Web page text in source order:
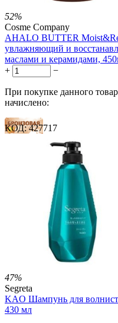
52%
Cosme Company
AHALO BUTTER
увлажняющий и
маслами и керамидами,
+
−
При покупке данного
начислено:
21 балл
35 баллов
1 212.00
Р
за 1.00 мл

КОД: 427717
47%
Segreta
KAO Шампунь для
430 мл